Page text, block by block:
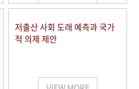
저출산 사회 도래 예측과 국가
적 의제 제안